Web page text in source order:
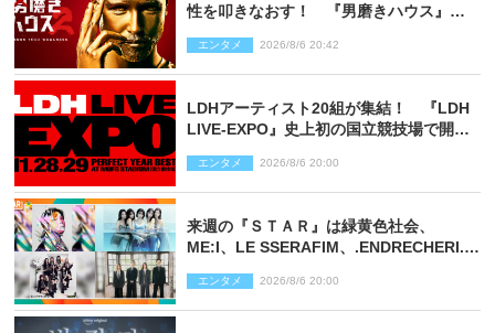
性を叩きなおす！ 『男磨きハウス』第2
エンタメ 2026/8/6 20:42
LDHアーティスト20組が集結！ 『LDH
LIVE‐EXPO』史上初の国立競技場で開催
エンタメ 2026/8/6 20:00
来週の『ＳＴＡＲ』は緑黄色社会、
ME:I、LE SSERAFIM、.ENDRECHERI.が
エンタメ 2026/8/6 20:00